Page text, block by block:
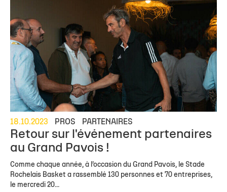
18.10.2023 PROS PARTENAIRES
Retour sur l'événement partenaires
au Grand Pavois !
Comme chaque année, à l’occasion du Grand Pavois, le Stade
Rochelais Basket a rassemblé 130 personnes et 70 entreprises,
le mercredi 20...